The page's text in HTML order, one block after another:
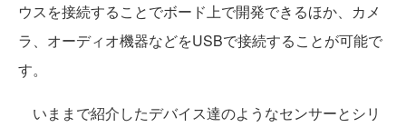
ウスを接続することでボード上で開発できるほか、カメ
ラ、オーディオ機器などをUSBで接続することが可能で
す。
いままで紹介したデバイス達のようなセンサーとシリ